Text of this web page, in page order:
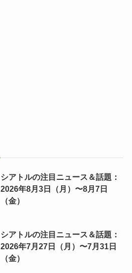
シアトルの注目ニュース＆話題：
2026年8月3日（月）〜8月7日
（金）
シアトルの注目ニュース＆話題：
2026年7月27日（月）〜7月31日
（金）